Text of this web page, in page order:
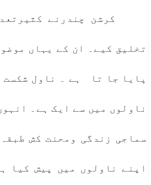
کرشن چندرنے
تخلیق کیے۔ ان کے یہاں
پایا جا تا ہے ۔ ناول شکست
ناولوں میں سے ایک ہے۔
سماجی زندگی ومحنت کش
اپنے ناولوں میں پیش کیا